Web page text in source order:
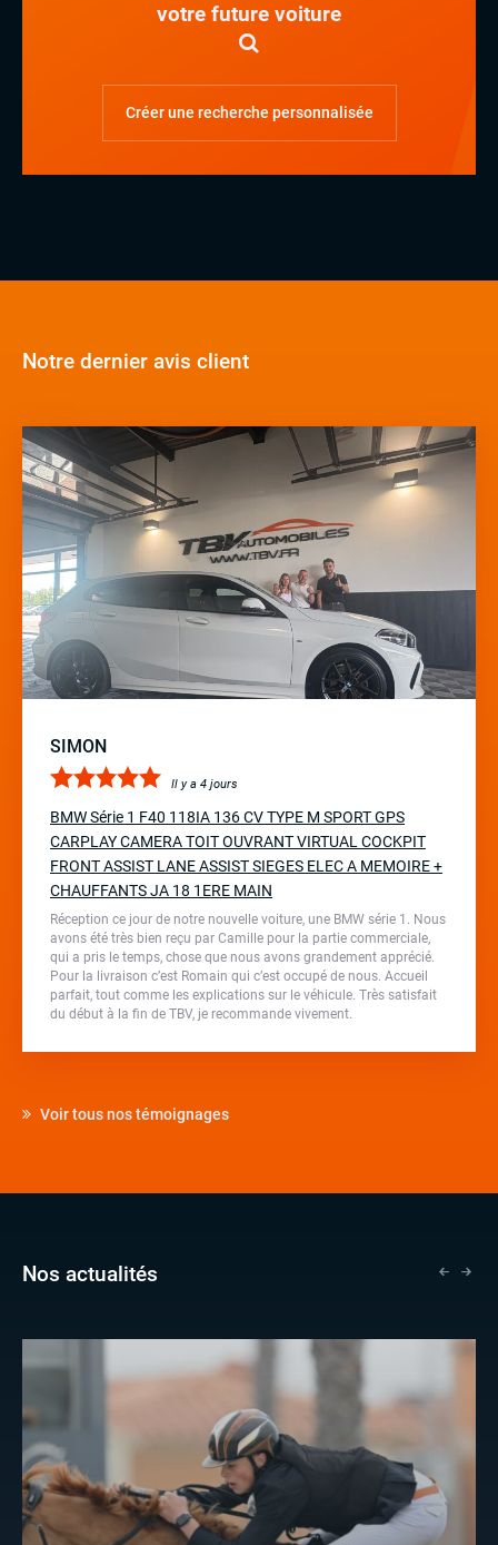
votre future voiture
Créer une recherche personnalisée
Notre dernier avis client
SIMON
Il y a 4 jours
BMW Série 1 F40 118IA 136 CV TYPE M SPORT GPS
CARPLAY CAMERA TOIT OUVRANT VIRTUAL COCKPIT
FRONT ASSIST LANE ASSIST SIEGES ELEC A MEMOIRE +
CHAUFFANTS JA 18 1ERE MAIN
Réception ce jour de notre nouvelle voiture, une BMW série 1. Nous
avons été très bien reçu par Camille pour la partie commerciale,
qui a pris le temps, chose que nous avons grandement apprécié.
Pour la livraison c’est Romain qui c’est occupé de nous. Accueil
parfait, tout comme les explications sur le véhicule. Très satisfait
du début à la fin de TBV, je recommande vivement.
Voir tous nos témoignages
Nos actualités